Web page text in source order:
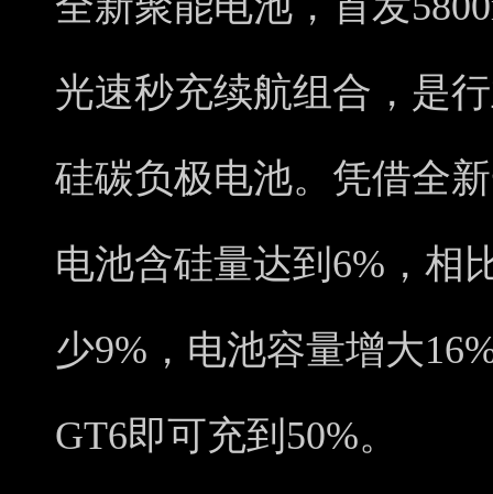
光速秒充续航组合，是
硅碳负极电池。凭借全
电池含硅量达到6%，相
少9%，电池容量增大
GT6即可充到50%。